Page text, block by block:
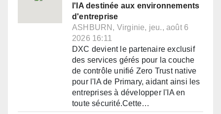
l'IA destinée aux environnements
d'entreprise
ASHBURN, Virginie, jeu., août 6
2026 16:11
DXC devient le partenaire exclusif
des services gérés pour la couche
de contrôle unifié Zero Trust native
pour l'IA de Primary, aidant ainsi les
entreprises à développer l'IA en
toute sécurité.Cette…